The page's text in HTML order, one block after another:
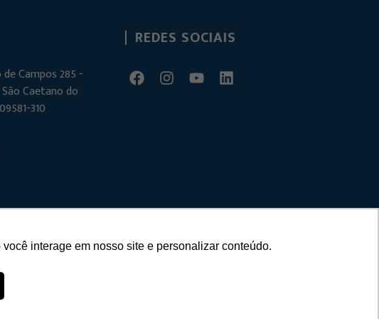
interage em nosso site e personalizar conteúdo.
Campos 285 -
Caetano do
310
REDES SOCIAIS
reservados – Criado por